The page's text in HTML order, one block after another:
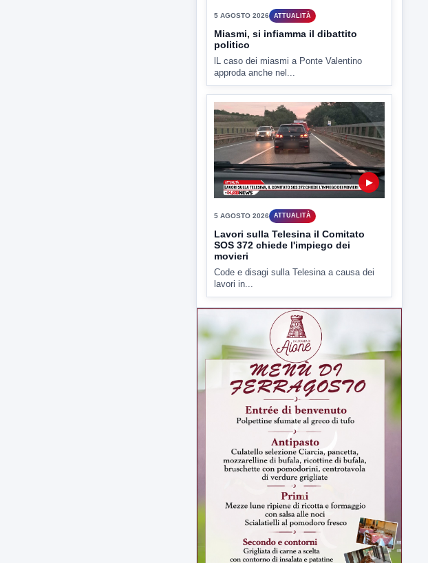
Miasmi, si infiamma il dibattito
politico
lL caso dei miasmi a Ponte Valentino
approda anche nel...
5 AGOSTO 2026
Lavori sulla Telesina il Comitato
SOS 372 chiede l'impiego dei
movieri
Code e disagi sulla Telesina a causa dei
lavori in...